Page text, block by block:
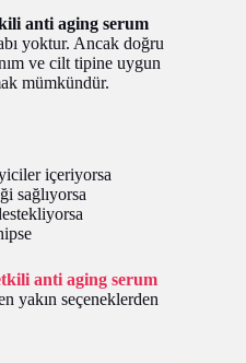
anti aging serum
yoktur. Ancak doğru
ve cilt tipine uygun
mümkündür.
içeriyorsa
sağlıyorsa
anti aging serum
yakın seçeneklerden